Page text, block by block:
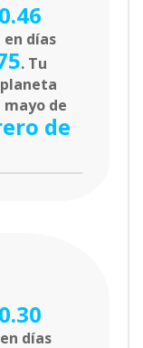
0.46
en días
. Tu
de
de
0.30
días